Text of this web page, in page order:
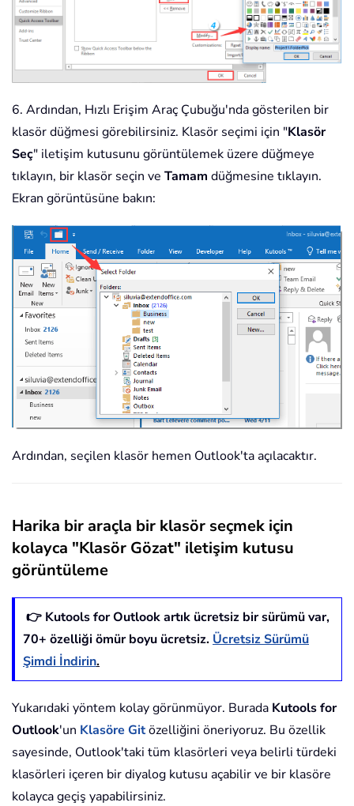
6. Ardından, Hızlı Erişim Araç Çubuğu'nda gösterilen bir
klasör düğmesi görebilirsiniz. Klasör seçimi için "Klasör
Seç" iletişim kutusunu görüntülemek üzere düğmeye
tıklayın, bir klasör seçin ve Tamam düğmesine tıklayın.
Ekran görüntüsüne bakın:
Ardından, seçilen klasör hemen Outlook'ta açılacaktır.
Harika bir araçla bir klasör seçmek için
kolayca "Klasör Gözat" iletişim kutusu
görüntüleme
👉 Kutools for Outlook artık ücretsiz bir sürümü var,
70+ özelliği ömür boyu ücretsiz. Ücretsiz Sürümü
Şimdi İndirin.
Yukarıdaki yöntem kolay görünmüyor. Burada Kutools for
Outlook'un Klasöre Gitözelliğini öneriyoruz. Bu özellik
sayesinde, Outlook'taki tüm klasörleri veya belirli türdeki
klasörleri içeren bir diyalog kutusu açabilir ve bir klasöre
kolayca geçiş yapabilirsiniz.